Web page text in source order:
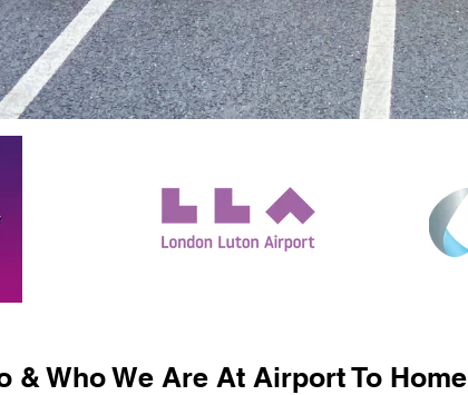
& Who We Are At Airport To Home